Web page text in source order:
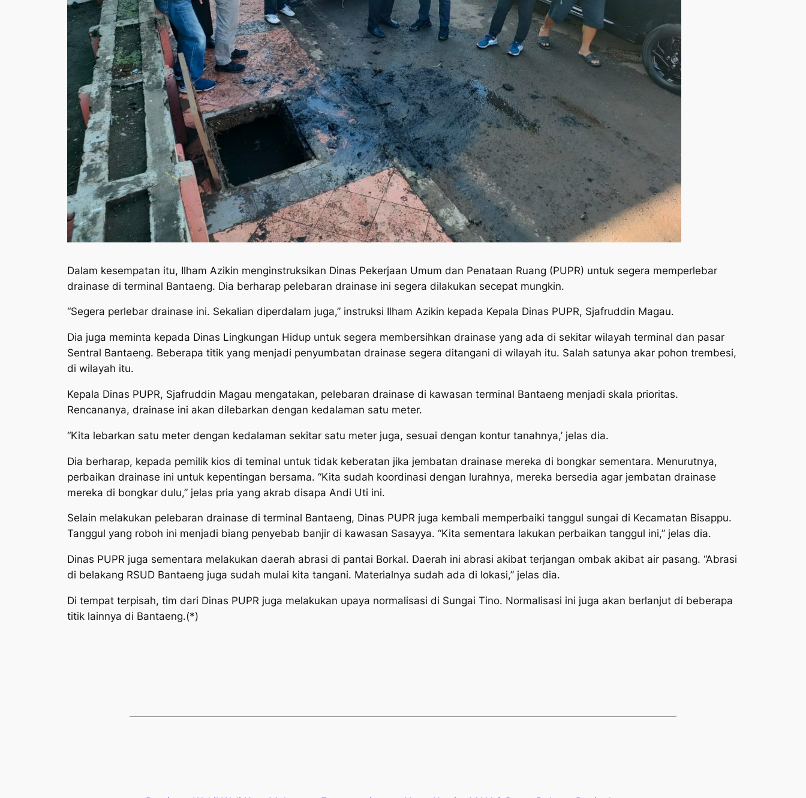
Dalam kesempatan itu, Ilham Azikin menginstruksikan Dinas Pekerjaan Umum dan Penataan Ruang (PUPR) untuk segera memperlebar
drainase di terminal Bantaeng. Dia berharap pelebaran drainase ini segera dilakukan secepat mungkin.
“Segera perlebar drainase ini. Sekalian diperdalam juga,” instruksi Ilham Azikin kepada Kepala Dinas PUPR, Sjafruddin Magau.
Dia juga meminta kepada Dinas Lingkungan Hidup untuk segera membersihkan drainase yang ada di sekitar wilayah terminal dan pasar
Sentral Bantaeng. Beberapa titik yang menjadi penyumbatan drainase segera ditangani di wilayah itu. Salah satunya akar pohon trembesi,
di wilayah itu.
Kepala Dinas PUPR, Sjafruddin Magau mengatakan, pelebaran drainase di kawasan terminal Bantaeng menjadi skala prioritas.
Rencananya, drainase ini akan dilebarkan dengan kedalaman satu meter.
“Kita lebarkan satu meter dengan kedalaman sekitar satu meter juga, sesuai dengan kontur tanahnya,’ jelas dia.
Dia berharap, kepada pemilik kios di teminal untuk tidak keberatan jika jembatan drainase mereka di bongkar sementara. Menurutnya,
perbaikan drainase ini untuk kepentingan bersama. “Kita sudah koordinasi dengan lurahnya, mereka bersedia agar jembatan drainase
mereka di bongkar dulu,” jelas pria yang akrab disapa Andi Uti ini.
Selain melakukan pelebaran drainase di terminal Bantaeng, Dinas PUPR juga kembali memperbaiki tanggul sungai di Kecamatan Bisappu.
Tanggul yang roboh ini menjadi biang penyebab banjir di kawasan Sasayya. “Kita sementara lakukan perbaikan tanggul ini,” jelas dia.
Dinas PUPR juga sementara melakukan daerah abrasi di pantai Borkal. Daerah ini abrasi akibat terjangan ombak akibat air pasang. “Abrasi
di belakang RSUD Bantaeng juga sudah mulai kita tangani. Materialnya sudah ada di lokasi,” jelas dia.
Di tempat terpisah, tim dari Dinas PUPR juga melakukan upaya normalisasi di Sungai Tino. Normalisasi ini juga akan berlanjut di beberapa
titik lainnya di Bantaeng.(*)